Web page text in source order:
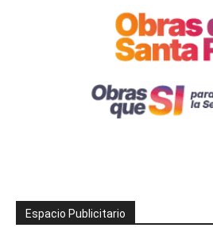
Espacio Publicitario